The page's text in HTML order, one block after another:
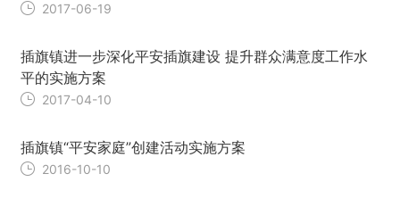
2017-06-19
插旗镇进一步深化平安插旗建设 提升群众满意度工作水
平的实施方案
2017-04-10
插旗镇“平安家庭”创建活动实施方案
2016-10-10